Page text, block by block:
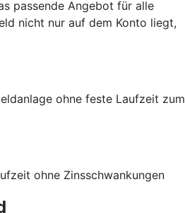
passende Angebot für alle
nicht nur auf dem Konto liegt,
ohne feste Laufzeit zum
ohne Zinsschwankungen